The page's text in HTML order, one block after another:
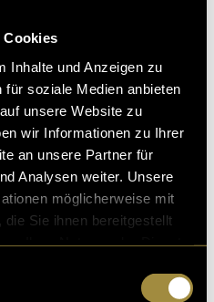
Cookies
Inhalte und Anzeigen zu
soziale Medien anbieten
unsere Website zu
wir Informationen zu Ihrer
an unsere Partner für
Analysen weiter. Unsere
möglicherweise mit
Sie ihnen bereitgestellt